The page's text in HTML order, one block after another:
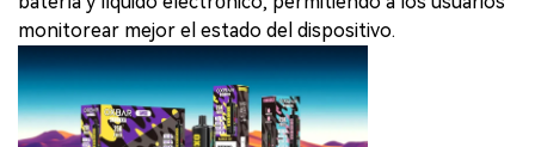
monitorear mejor el estado del dispositivo.